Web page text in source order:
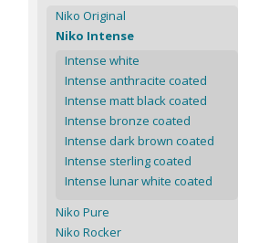
Niko Original
Niko Intense
Intense white
Intense anthracite coated
Intense matt black coated
Intense bronze coated
Intense dark brown coated
Intense sterling coated
Intense lunar white coated
Niko Pure
Niko Rocker